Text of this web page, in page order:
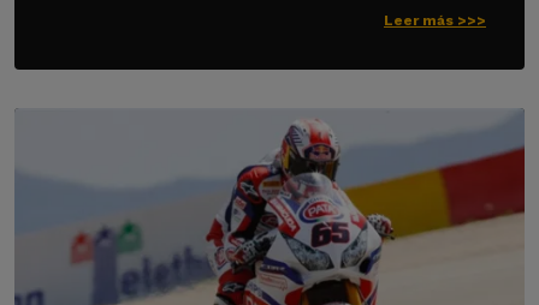
Leer más >>>